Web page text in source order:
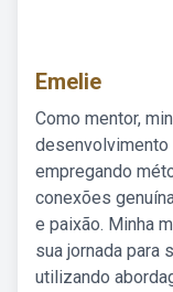
Emelie
Como mentor,
desenvolvimento
empregando
conexões
e paixão. Minha
sua jornada para
utilizando